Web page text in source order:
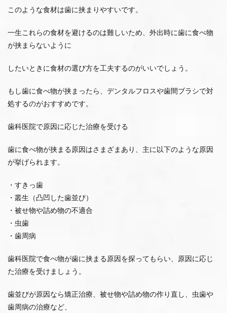
このような食材は歯に挟まりやすいです。
一生これらの食材を避けるのは難しいため、外出時に歯に食べ物
が挟まらないように
したいときに食材の選び方を工夫するのがいいでしょう。
もし歯に食べ物が挟まったら、デンタルフロスや歯間ブラシで対
処するのがおすすめです。
歯科医院で原因に応じた治療を受ける
歯に食べ物が挟まる原因はさまざまあり、主に以下のような原因
が挙げられます。
・すきっ歯
・叢生（凸凹した歯並び）
・被せ物や詰め物の不適合
・虫歯
・歯周病
歯科医院で食べ物が歯に挟まる原因を探ってもらい、原因に応じ
た治療を受けましょう。
歯並びが原因なら矯正治療、被せ物や詰め物の作り直し、虫歯や
歯周病の治療など、